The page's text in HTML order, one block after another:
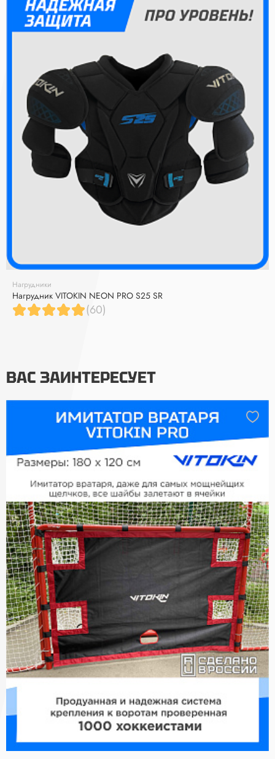
Нагрудники
Нагрудник VITOKIN NEON PRO S25 SR
(60)
ВАС ЗАИНТЕРЕСУЕТ